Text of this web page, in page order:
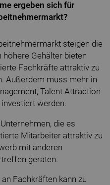
ergeben sich für
steigen die
höhere Gehälter bieten
Fachkräfte attraktiv zu
Außerdem muss mehr in
Talent Attraction
werden.
die es
Mitarbeiter attraktiv zu
mit anderen
geraten.
Fachkräften kann zu